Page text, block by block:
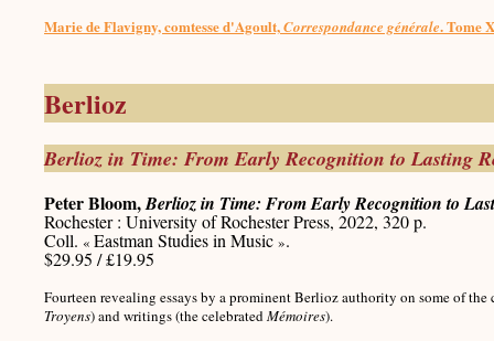
Marie de Flavigny, comtesse d'Agoult,Correspondance générale. Tome
Berlioz
Berlioz in Time: From Early Recognition to Lasting
Peter Bloom,Berlioz in Time: From Early Recognition to
Rochester : University of Rochester Press, 2022, 320 p.
Coll. « Eastman Studies in Music ».
$29.95 / £19.95
Fourteen revealing essays by a prominent Berlioz authority on some of
Troyens) and writings (the celebratedMémoires).